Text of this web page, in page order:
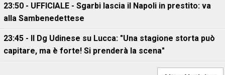
23:50 - UFFICIALE - Sgarbi lascia il Napoli in prestito: va
alla Sambenedettese
23:45 - Il Dg Udinese su Lucca: "Una stagione storta può
capitare, ma è forte! Si prenderà la scena"